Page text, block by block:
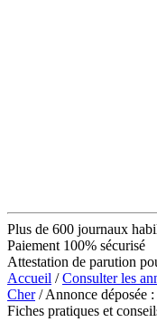
Plus de 600 journaux
Paiement 100% sécurisé
Attestation de parution
Accueil /Consulter les
Cher/ Annonce déposée
Fiches pratiques et